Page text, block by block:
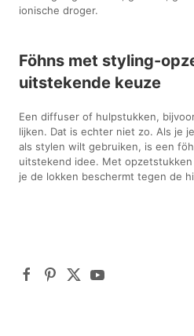
ionische droger.
Föhns met styling-
uitstekende keuze
Een diffuser of hulpstukken,
lijken. Dat is echter niet zo. Als je
als stylen wilt gebruiken, is een
uitstekend idee. Met
je de lokken beschermt tegen de